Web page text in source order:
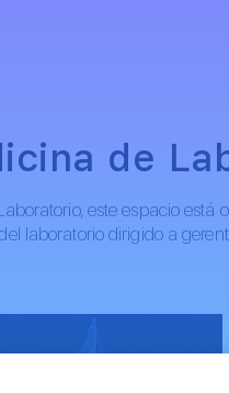
de
este espacio está
laboratorio dirigido a